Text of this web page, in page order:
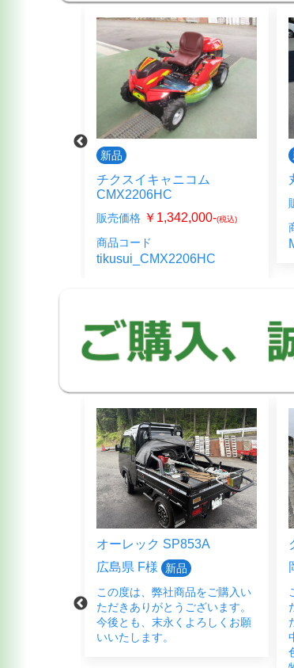
新品
チクスイキャニコム
CMX2206HC
販売価格 ￥1,342,000-(税込)
商品コード
tikusui_CMX2206HC
オーレック SP853A
広島県 F様
新品
この度は、弊社商品をご購入い
ただきありがとうございます。
今後とも、末永くよろしくお願
いいたします。